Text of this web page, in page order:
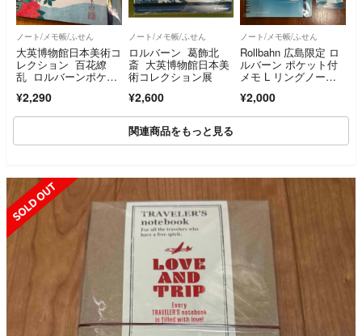
ノート/メモ帳/ふせん
大英博物館日本美術コ
レクション 百花繚
乱 ロルバーンポケッ
斎 黄鳥長春
¥2,290
ノート/メモ帳/ふせん
ロルバーン 葛飾北
斎 大英博物館日本美
術コレクション展
¥2,600
ノート/メモ帳/ふせん
Rollbahn 広島限定 ロ
ルバーン ポケット付
メモ L リングノート
¥2,000
関連商品をもっと見る
SOLD OUT